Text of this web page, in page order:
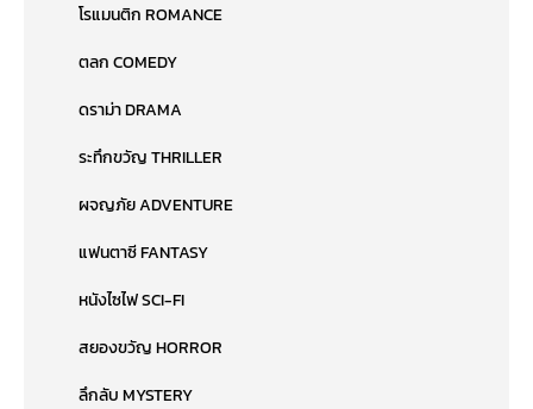
โรแมนติก ROMANCE
ตลก COMEDY
ดราม่า DRAMA
ระทึกขวัญ THRILLER
ผจญภัย ADVENTURE
แฟนตาซี FANTASY
หนังไซไฟ SCI-FI
สยองขวัญ HORROR
ลึกลับ MYSTERY